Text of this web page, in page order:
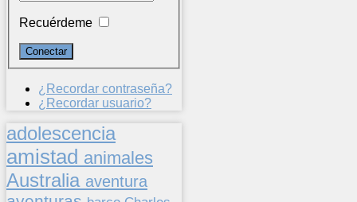
Recuérdeme
¿Recordar contraseña?
¿Recordar usuario?
adolescencia
amistad animales
Australia aventura